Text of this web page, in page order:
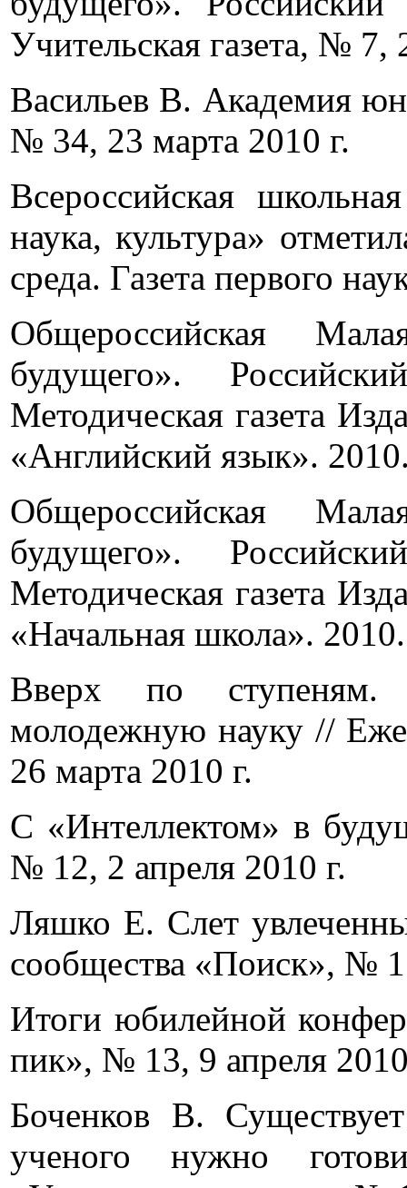
Учительская газета, №
Васильев В. Академия
№ 34, 23 марта 2010 г.
Всероссийская
наука, культура»
среда. Газета первого
Общероссийская
будущего».
Методическая газета
«Английский язык».
Общероссийская
будущего».
Методическая газета
«Начальная школа».
Вверх по ступеням.
молодежную науку //
26 марта 2010 г.
С «Интеллектом» в
№ 12, 2 апреля 2010 г.
Ляшко Е. Слет
сообщества «Поиск», №
Итоги юбилейной
пик», № 13, 9 апреля
Боченков В.
ученого нужно